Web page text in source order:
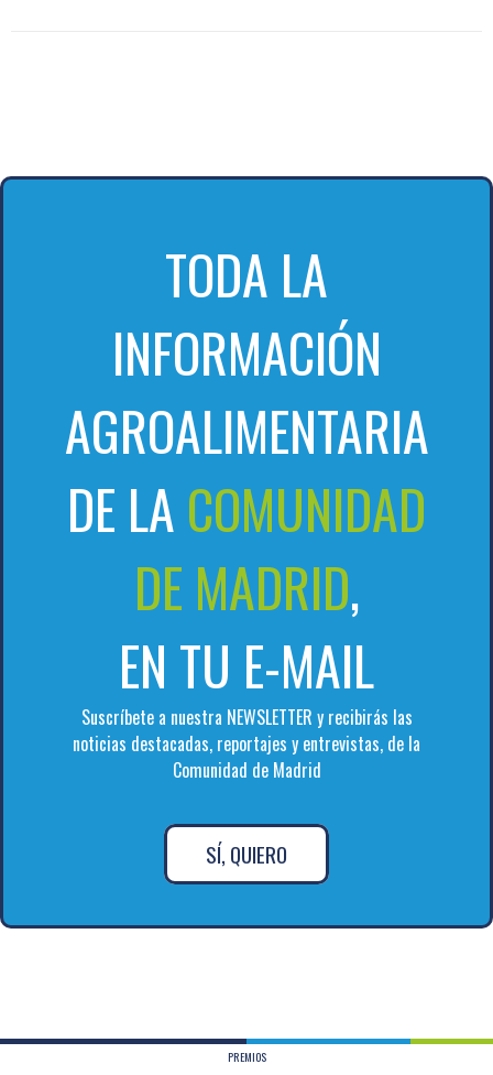
TODA LA
INFORMACIÓN
AGROALIMENTARIA
DE LACOMUNIDAD
DE MADRID,
EN TU E-MAIL
Suscríbete a nuestra NEWSLETTER y recibirás las
noticias destacadas, reportajes y entrevistas, de la
Comunidad de Madrid
SÍ, QUIERO
PREMIOS